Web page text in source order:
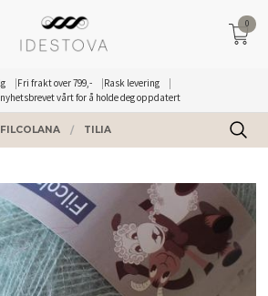
Fri frakt over 799,-
Rask levering
vårt for å holde deg oppdatert
0
FILCOLANA TILIA